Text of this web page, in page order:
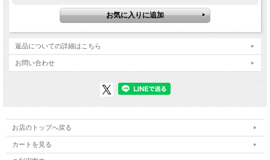
返品についての詳細はこちら
お問い合わせ
お店のトップへ戻る
カートを見る